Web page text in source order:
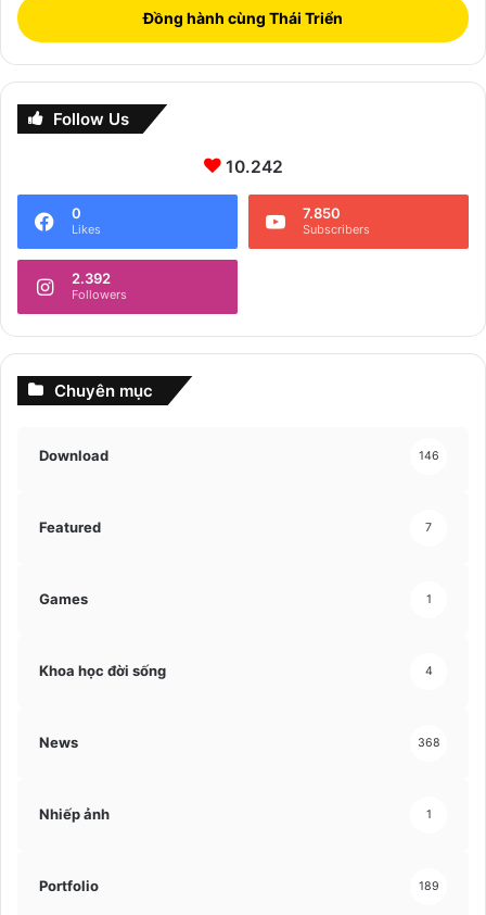
Đồng hành cùng Thái Triển
Follow Us
10.242
0
Likes
7.850
Subscribers
2.392
Followers
Chuyên mục
Download 146
Featured 7
Games 1
Khoa học đời sống 4
News 368
Nhiếp ảnh 1
Portfolio 189